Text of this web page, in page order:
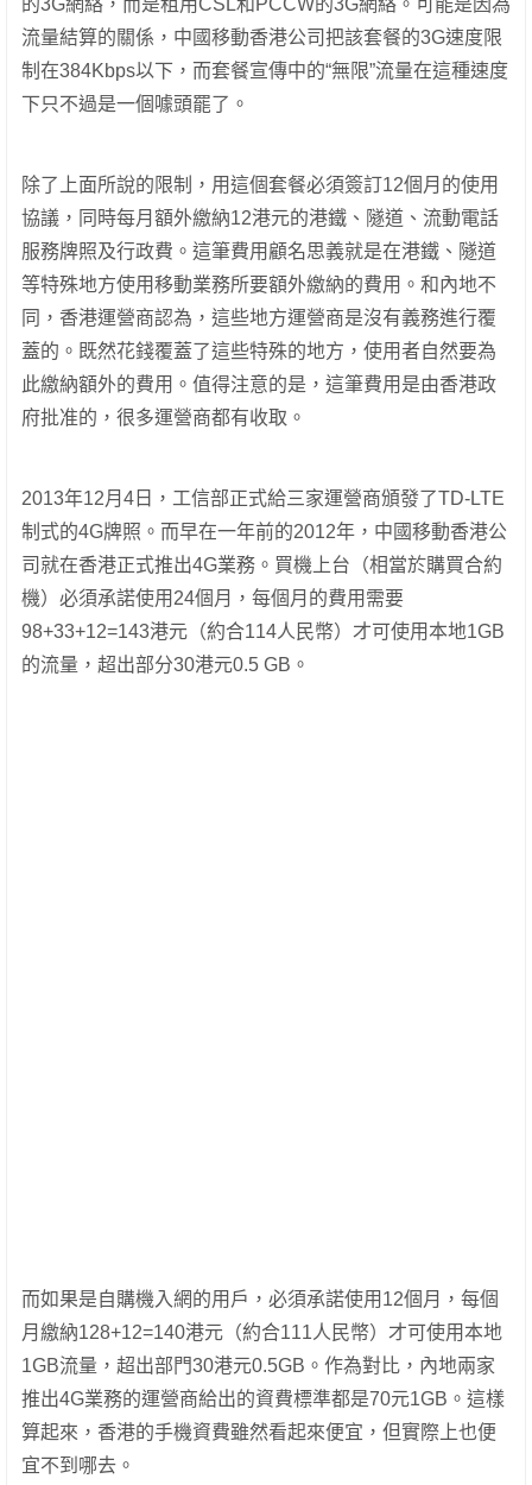
的3G網絡，而是租用CSL和PCCW的3G網絡。可能是因為
流量結算的關係，中國移動香港公司把該套餐的3G速度限
制在384Kbps以下，而套餐宣傳中的“無限”流量在這種速度
下只不過是一個噱頭罷了。
除了上面所說的限制，用這個套餐必須簽訂12個月的使用
協議，同時每月額外繳納12港元的港鐵、隧道、流動電話
服務牌照及行政費。這筆費用顧名思義就是在港鐵、隧道
等特殊地方使用移動業務所要額外繳納的費用。和內地不
同，香港運營商認為，這些地方運營商是沒有義務進行覆
蓋的。既然花錢覆蓋了這些特殊的地方，使用者自然要為
此繳納額外的費用。值得注意的是，這筆費用是由香港政
府批准的，很多運營商都有收取。
2013年12月4日，工信部正式給三家運營商頒發了TD-LTE
制式的4G牌照。而早在一年前的2012年，中國移動香港公
司就在香港正式推出4G業務。買機上台（相當於購買合約
機）必須承諾使用24個月，每個月的費用需要
98+33+12=143港元（約合114人民幣）才可使用本地1GB
的流量，超出部分30港元0.5 GB。
而如果是自購機入網的用戶，必須承諾使用12個月，每個
月繳納128+12=140港元（約合111人民幣）才可使用本地
1GB流量，超出部門30港元0.5GB。作為對比，內地兩家
推出4G業務的運營商給出的資費標準都是70元1GB。這樣
算起來，香港的手機資費雖然看起來便宜，但實際上也便
宜不到哪去。